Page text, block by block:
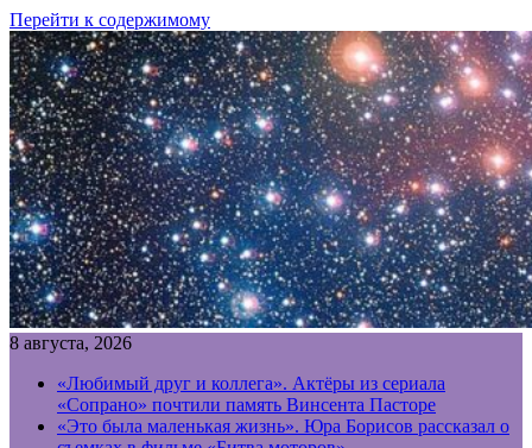
Перейти к содержимому
8 августа, 2026
«Любимый друг и коллега». Актёры из сериала
«Сопрано» почтили память Винсента Пасторе
«Это была маленькая жизнь». Юра Борисов рассказал о